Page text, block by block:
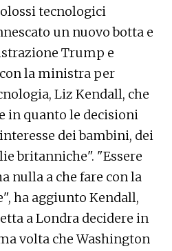
tecnologici
un nuovo botta e
Trump e
la ministra per
Liz Kendall, che
in quanto le decisioni
dei bambini, dei
britanniche". "Essere
nulla a che fare con la
ha aggiunto Kendall,
a Londra decidere in
volta che Washington